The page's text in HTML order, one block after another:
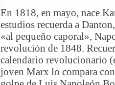
En 1818, en mayo, nace
estudios recuerda a
«al pequeño caporal»,
revolución de 1848.
calendario revolucionario
joven Marx lo compara